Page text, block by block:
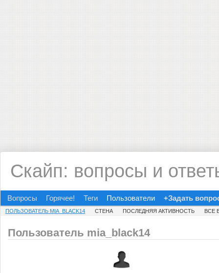
Скайп: вопросы и
Вопросы Горячее! Теги Пользователи +Задать
ПОЛЬЗОВАТЕЛЬ MIA_BLACK14 СТЕНА ПОСЛЕДНЯЯ АКТИВНОСТЬ ВСЕ
Пользователь mia_black14